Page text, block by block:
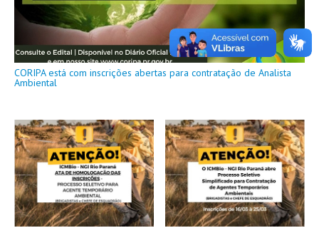
CORIPA está com inscrições abertas para contratação de Analista
Ambiental